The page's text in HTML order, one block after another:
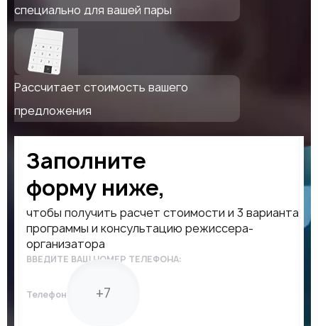
специально для вашей пары
Рассчитает стоимость вашего
предложения
Заполните
форму ниже,
чтобы получить расчет стоимости и 3 варианта
программы и консультацию режиссера-
организатора
ВВЕДИТЕ ВАШ НОМЕР ТЕЛЕФОНА:
Телефон